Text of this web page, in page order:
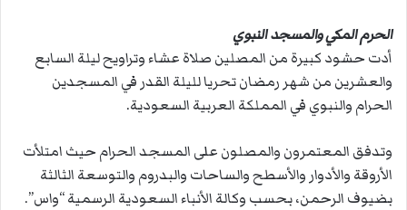
الحرم المكي والمسجد النبوي
أدت حشود كبيرة من المصلين صلاة عشاء وتراويح ليلة السابع
والعشرين من شهر رمضان تحريا لليلة القدر في المسجدين
الحرام والنبوي في المملكة العربية السعودية.
وتدفق المعتمرون والمصلون على المسجد الحرام حيث امتلأت
الأروقة والأدوار والأسطح والساحات والبدروم والتوسعة الثالثة
بضيوف الرحمن، بحسب وكالة الأنباء السعودية الرسمية “واس”.